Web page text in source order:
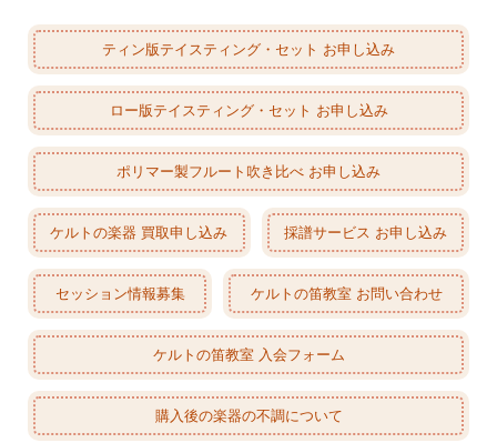
ティン版テイスティング・セット お申し込み
ロー版テイスティング・セット お申し込み
ポリマー製フルート吹き比べ お申し込み
ケルトの楽器 買取申し込み 採譜サービス お申し込み
セッション情報募集 ケルトの笛教室 お問い合わせ
ケルトの笛教室 入会フォーム
購入後の楽器の不調について